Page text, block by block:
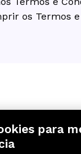
os Termos e
para